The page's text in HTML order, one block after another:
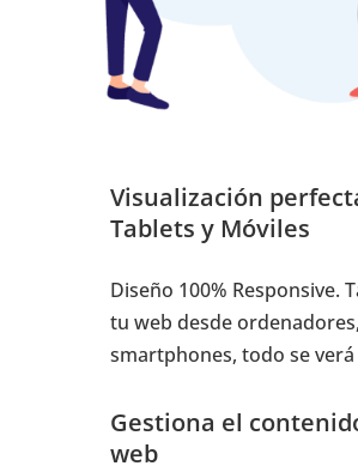
Visualización
Tablets y Móviles
Diseño 100% Responsive.
tu web desde
smartphones, todo se
Gestiona el
web